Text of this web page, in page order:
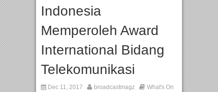
Jakarta dengan Ribuan Mainan dan Produk Bayi dari Seluruh Dunia,
Indonesia
Memperoleh Award
International Bidang
Telekomunikasi
Dec 11, 2017 broadcastmagz What's On